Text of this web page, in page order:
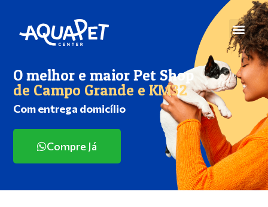
O melhor e maior Pet Shop
de Campo Grande e KM32
Com entrega domicílio
Compre Já